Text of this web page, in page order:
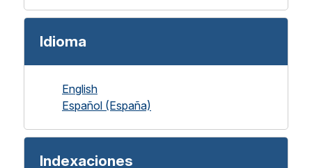
Idioma
English
Español (España)
Indexaciones